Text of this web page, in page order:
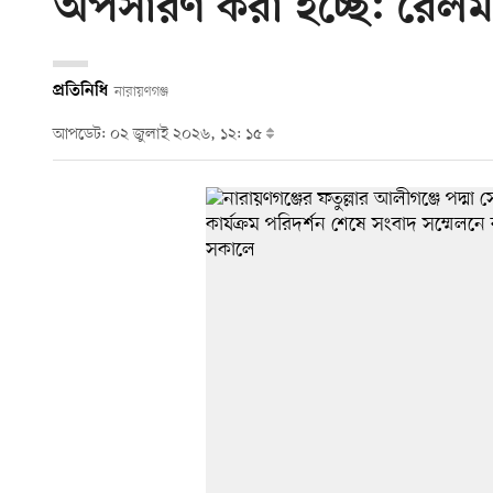
অপসারণ করা হচ্ছে:
প্রতিনিধি নারায়ণগঞ্জ
আপডেট: ০২ জুলাই ২০২৬, ১২: ১৫